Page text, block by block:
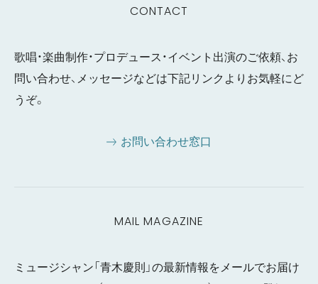
CONTACT
歌唱・楽曲制作・プロデュース・イベント出演のご依頼、お
問い合わせ、メッセージなどは下記リンクよりお気軽にど
うぞ。
お問い合わせ窓口
MAIL MAGAZINE
ミュージシャン「青木慶則」の最新情報をメールでお届け